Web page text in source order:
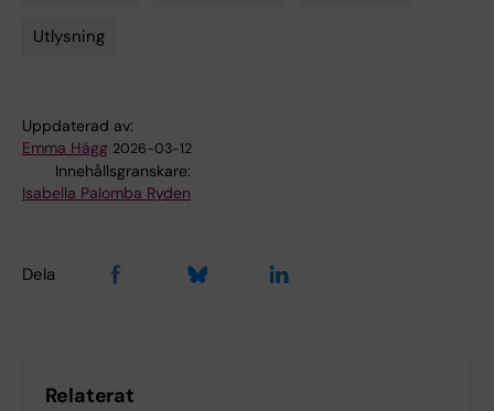
Utlysning
Uppdaterad av:
Emma Hägg 2026-03-12
Innehållsgranskare:
Isabella Palomba Ryden
Dela
Relaterat